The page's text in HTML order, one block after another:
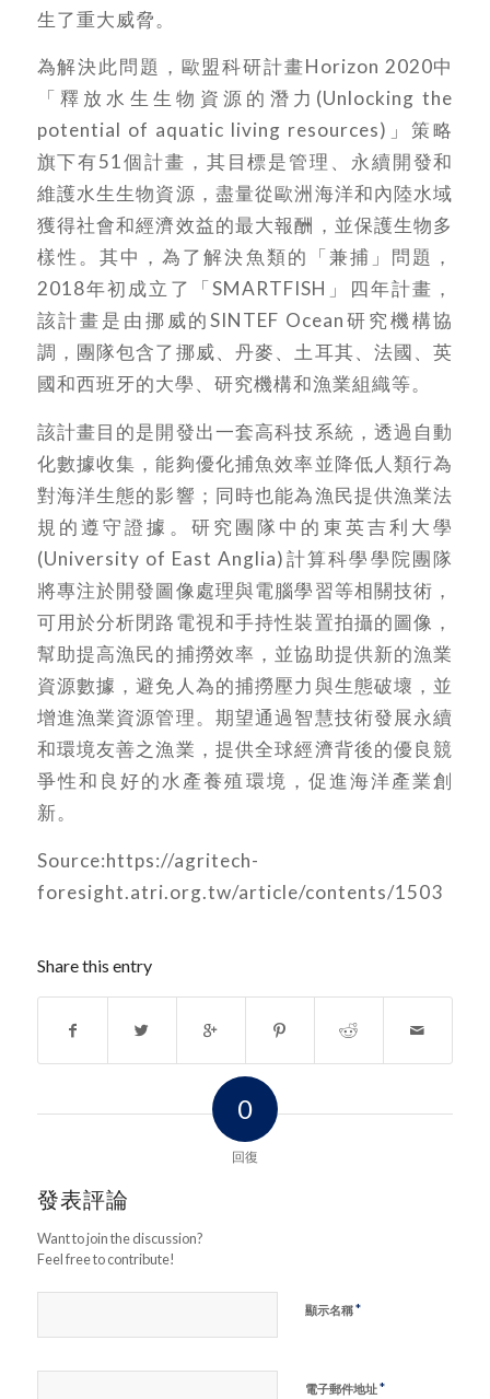
生了重大威脅。
為解決此問題，歐盟科研計畫Horizon 2020中
「釋放水生生物資源的潛力(Unlocking the
potential of aquatic living resources)」策略
旗下有51個計畫，其目標是管理、永續開發和
維護水生生物資源，盡量從歐洲海洋和內陸水域
獲得社會和經濟效益的最大報酬，並保護生物多
樣性。其中，為了解決魚類的「兼捕」問題，
2018年初成立了「SMARTFISH」四年計畫，
該計畫是由挪威的SINTEF Ocean研究機構協
調，團隊包含了挪威、丹麥、土耳其、法國、英
國和西班牙的大學、研究機構和漁業組織等。
該計畫目的是開發出一套高科技系統，透過自動
化數據收集，能夠優化捕魚效率並降低人類行為
對海洋生態的影響；同時也能為漁民提供漁業法
規的遵守證據。研究團隊中的東英吉利大學
(University of East Anglia)計算科學學院團隊
將專注於開發圖像處理與電腦學習等相關技術，
可用於分析閉路電視和手持性裝置拍攝的圖像，
幫助提高漁民的捕撈效率，並協助提供新的漁業
資源數據，避免人為的捕撈壓力與生態破壞，並
增進漁業資源管理。期望通過智慧技術發展永續
和環境友善之漁業，提供全球經濟背後的優良競
爭性和良好的水產養殖環境，促進海洋產業創
新。
Source:https://agritech-
foresight.atri.org.tw/article/contents/1503
Share this entry
0
回復
發表評論
Want to join the discussion?
Feel free to contribute!
顯示名稱*
電子郵件地址*